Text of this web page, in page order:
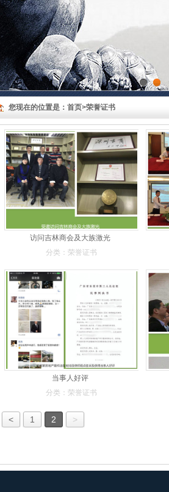
1 2
您现在的位置是： 首页>荣誉证书
访问吉林商会及大族激光
分类：荣誉证书
当事人好评
分类：荣誉证书
< 1 2 >